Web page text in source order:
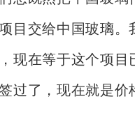
目交给中国玻璃。
现在等于这个项目
过了，现在就是价